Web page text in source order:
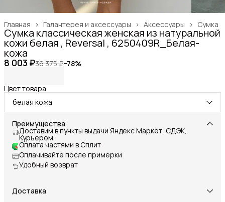
Сумка
Аксессуары ›
Галантерея и аксессуары ›
Главная ›
Сумка классическая женская из натуральной
кожи белая , Reversal , 6250409R_Белая-
кожа
8 003 ₽36 375 ₽−78%
Цвет товара
белая кожа
Преимущества
Доставим в пункты выдачи Яндекс Маркет, СДЭК,
Курьером
Оплата частями в Сплит
Оплачивайте после примерки
Удобный возврат
Доставка